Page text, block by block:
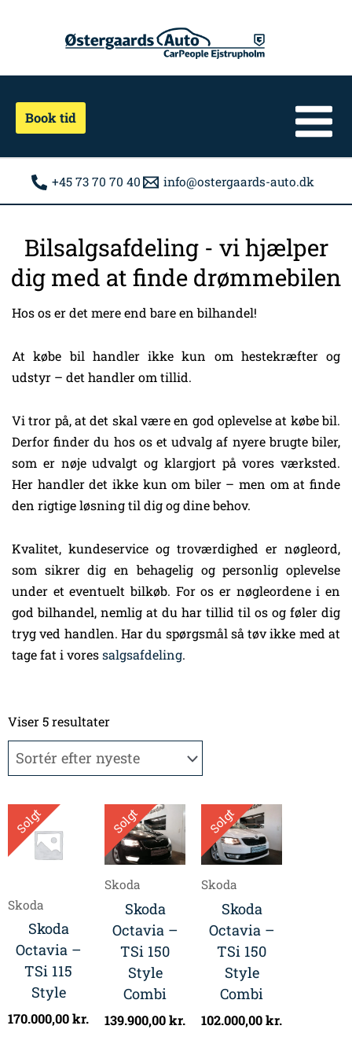
Book tid
+45 73 70 70 40 info@ostergaards-auto.dk
Bilsalgsafdeling - vi hjælper
dig med at finde drømmebilen
Hos os er det mere end bare en bilhandel!
At købe bil handler ikke kun om hestekræfter og
udstyr – det handler om tillid.
Vi tror på, at det skal være en god oplevelse at købe bil.
Derfor finder du hos os et udvalg af nyere brugte biler,
som er nøje udvalgt og klargjort på vores værksted.
Her handler det ikke kun om biler – men om at finde
den rigtige løsning til dig og dine behov.
Kvalitet, kundeservice og troværdighed er nøgleord,
som sikrer dig en behagelig og personlig oplevelse
under et eventuelt bilkøb. For os er nøgleordene i en
god bilhandel, nemlig at du har tillid til os og føler dig
tryg ved handlen. Har du spørgsmål så tøv ikke med at
tage fat i voressalgsafdeling.
Viser 5 resultaterefter
Solgt
Skoda
Skoda
Octavia –
TSi 115
Style
170.000,00kr.
Solgt
Skoda
Skoda
Octavia –
TSi 150
Style
Combi
139.900,00kr.
Solgt
Skoda
Skoda
Octavia –
TSi 150
Style
Combi
102.000,00kr.